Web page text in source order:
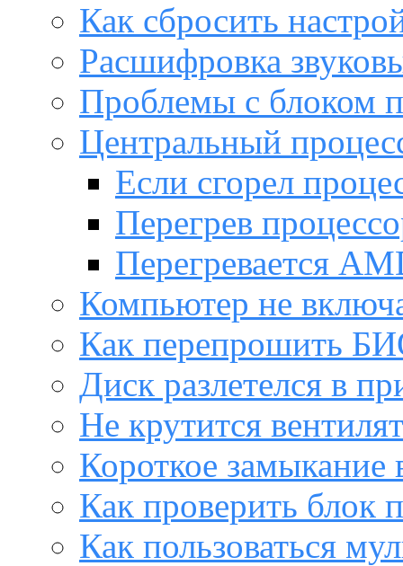
Как сбросить
Расшифровка
Проблемы с блоком
Центральный
Если сгорел
Перегрев
Перегревается
Компьютер не
Как перепрошить
Диск разлетелся в
Не крутится
Короткое замыкание
Как проверить блок
Как пользоваться